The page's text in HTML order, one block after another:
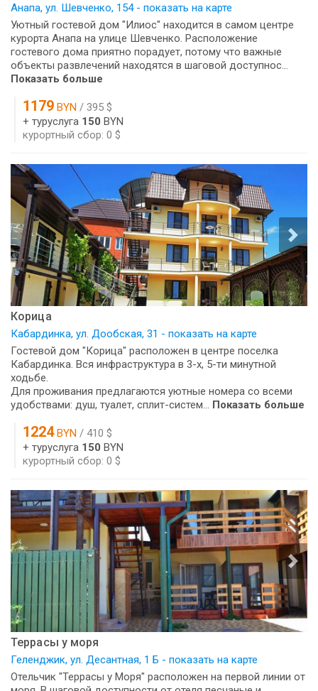
Анапа, ул. Шевченко, 154 - показать на карте
Уютный гостевой дом "Илиос" находится в самом центре
курорта Анапа на улице Шевченко. Расположение
гостевого дома приятно порадует, потому что важные
объекты развлечений находятся в шаговой доступнос...
Показать больше
1179 BYN / 395 $
+ туруслуга 150 BYN
курортный сбор: 0 $
Корица
Кабардинка, ул. Дообская, 31 - показать на карте
Гостевой дом "Корица" расположен в центре поселка
Кабардинка. Вся инфраструктура в 3-х, 5-ти минутной
ходьбе.
Для проживания предлагаются уютные номера со всеми
удобствами: душ, туалет, сплит-систем... Показать больше
1224BYN / 410 $
+ туруслуга 150 BYN
курортный сбор: 0 $
Террасы у моря
Геленджик, ул. Десантная, 1 Б - показать на карте
Отельчик "Террасы у Моря" расположен на первой линии от